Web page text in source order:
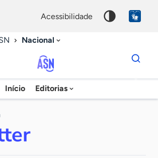
acessibilidade
Nacional
Agência
Sebrae
Início Editorias
Dados
para
chave